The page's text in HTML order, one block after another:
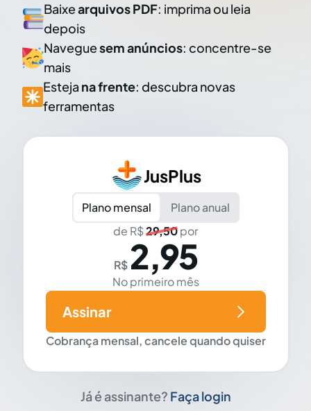
Baixearquivos PDF: imprima ou leia
depois
Naveguesem anúncios: concentre-se
mais
Esteja na frente: descubra novas
ferramentas
JusPlus
Plano mensal
Plano anual
de R$29,50por
R$ 2,95
No primeiro mês
Cobrança mensal, cancele quando quiser
Assinar
Já é assinante? Faça login